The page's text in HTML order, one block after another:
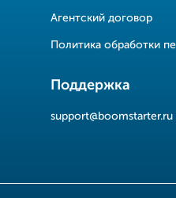
Агентский договор
Политика обработки
Поддержка
support@boomstarter.ru